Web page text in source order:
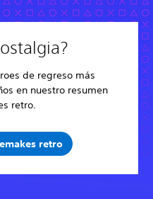
de regreso más
en nuestro resumen
retro.
retro